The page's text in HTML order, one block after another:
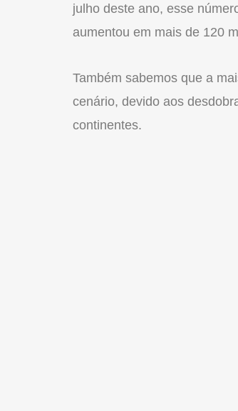
julho deste ano, esse
aumentou em mais de 120
Também sabemos que a
cenário, devido aos
continentes.